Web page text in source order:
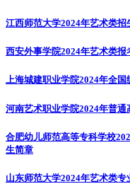
江西师范大学2024年艺术类招
西安外事学院2024年艺术类报
上海城建职业学院2024年全国
河南艺术职业学院2024年普通
合肥幼儿师范高等专科学校
生简章
山东师范大学2024年艺术类专